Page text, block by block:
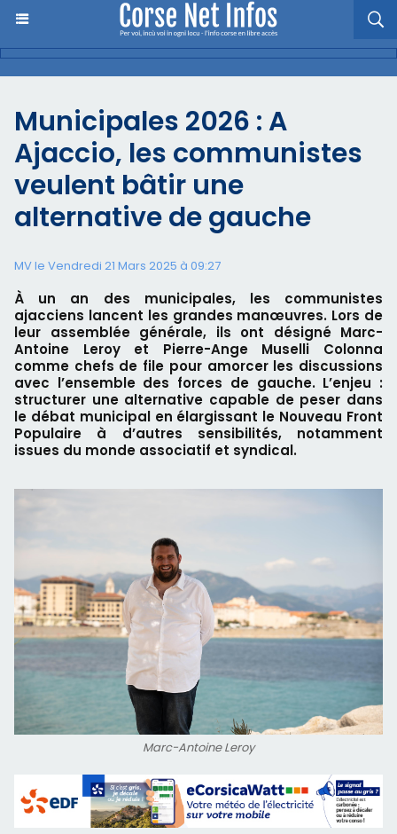
Municipales 2026 : A
Ajaccio, les communistes
veulent bâtir une
alternative de gauche
MV le Vendredi 21 Mars 2025 à 09:27
À un an des municipales, les communistes
ajacciens lancent les grandes manœuvres. Lors de
leur assemblée générale, ils ont désigné Marc-
Antoine Leroy et Pierre-Ange Muselli Colonna
comme chefs de file pour amorcer les discussions
avec l’ensemble des forces de gauche. L’enjeu :
structurer une alternative capable de peser dans
le débat municipal en élargissant le Nouveau Front
Populaire à d’autres sensibilités, notamment
issues du monde associatif et syndical.
Marc-Antoine Leroy